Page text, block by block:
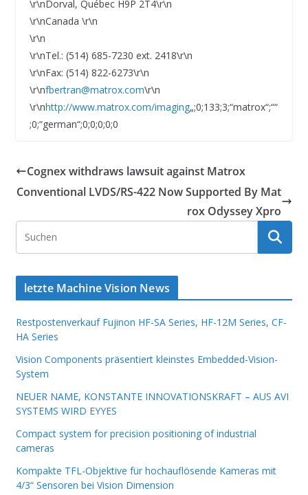
\r\nDorval, Québec H9P 2T4\r\n
\r\nCanada \r\n
\r\n
\r\nTel.: (514) 685-7230 ext. 2418\r\n
\r\nFax: (514) 822-6273\r\n
\r\nfbertran@matrox.com\r\n
\r\nhttp://www.matrox.com/imaging„;0;133;3;“matrox“;““
;0;“german“;0;0;0;0;0
Cognex withdraws lawsuit against Matrox
Conventional LVDS/RS-422 Now Supported By Mat
rox Odyssey Xpro
letzte Machine Vision News
Restpostenverkauf Fujinon HF-SA Series, HF-12M Series, CF-
HA Series
Vision Components präsentiert kleinstes Embedded-Vision-
System
NEUER NAME, KONSTANTE INNOVATIONSKRAFT – AUS AVI
SYSTEMS WIRD EYYES
Compact system for precision positioning of industrial
cameras
Kompakte TFL-Objektive für hochauflösende Kameras mit
4/3“ Sensoren bei Vision Dimension